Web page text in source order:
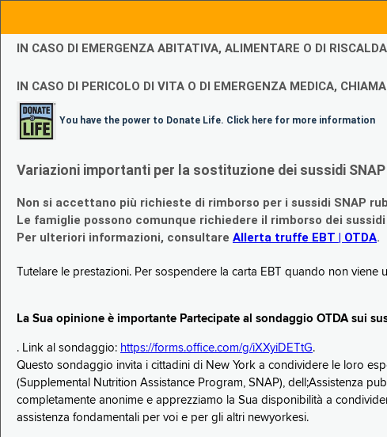
IN CASO DI EMERGENZA ABITATIVA, ALIMENTARE O DI
IN CASO DI PERICOLO DI VITA O DI EMERGENZA MEDICA,
You have the power to Donate Life. Click here for more information
Variazioni importanti per la sostituzione dei sussidi
Non si accettano più richieste di rimborso per i sussidi SNAP
Le famiglie possono comunque richiedere il rimborso dei
Per ulteriori informazioni, consultare Allerta truffe EBT | OTDA.
Tutelare le prestazioni. Per sospendere la carta EBT quando non viene
La Sua opinione è importante Partecipate al sondaggio OTDA sui
. Link al sondaggio: https://forms.office.com/g/iXXyiDETtG.
Questo sondaggio invita i cittadini di New York a condividere le loro
(Supplemental Nutrition Assistance Program, SNAP), dell;Assistenza
completamente anonime e apprezziamo la Sua disponibilità a
assistenza fondamentali per voi e per gli altri newyorkesi.